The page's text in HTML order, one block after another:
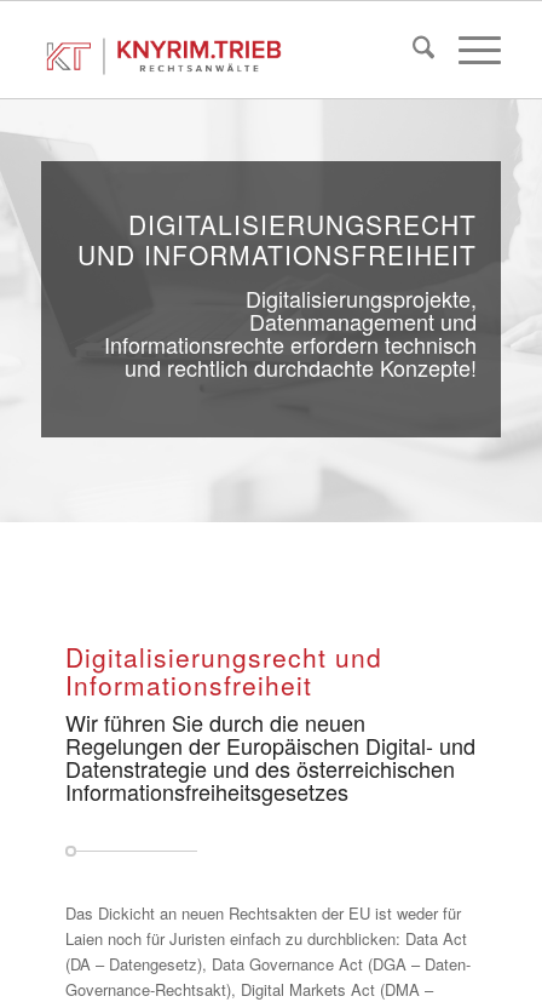
DIGITALISIERUNGSRECHT
UND INFORMATIONSFREIHEIT
Digitalisierungsprojekte,
Datenmanagement und
Informationsrechte erfordern technisch
und rechtlich durchdachte Konzepte!
Digitalisierungsrecht und
Informationsfreiheit
Wir führen Sie durch die neuen
Regelungen der Europäischen Digital- und
Datenstrategie und des österreichischen
Informationsfreiheitsgesetzes
Das Dickicht an neuen Rechtsakten der EU ist weder für
Laien noch für Juristen einfach zu durchblicken: Data Act
(DA – Datengesetz), Data Governance Act (DGA – Daten-
Governance-Rechtsakt), Digital Markets Act (DMA –